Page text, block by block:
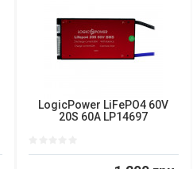
LogicPower LiFePO4 60V
20S 60A LP14697